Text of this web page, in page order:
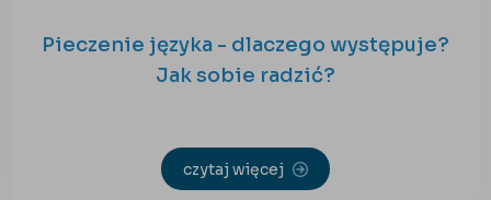
Pieczenie języka - dlaczego występuje?
Jak sobie radzić?
czytaj więcej